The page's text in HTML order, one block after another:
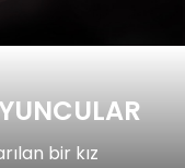
bir kız